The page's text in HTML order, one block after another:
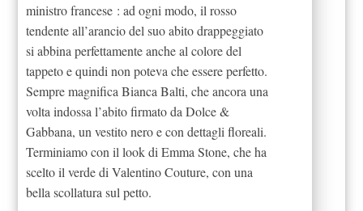
ministro francese : ad ogni modo, il rosso
tendente all’arancio del suo abito drappeggiato
si abbina perfettamente anche al colore del
tappeto e quindi non poteva che essere perfetto.
Sempre magnifica Bianca Balti, che ancora una
volta indossa l’abito firmato da Dolce &
Gabbana, un vestito nero e con dettagli floreali.
Terminiamo con il look di Emma Stone, che ha
scelto il verde di Valentino Couture, con una
bella scollatura sul petto.